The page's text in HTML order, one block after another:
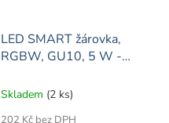
LED SMART žárovka,
RGBW, GU10, 5 W -
Skladem (2 ks)
202 Kč bez DPH